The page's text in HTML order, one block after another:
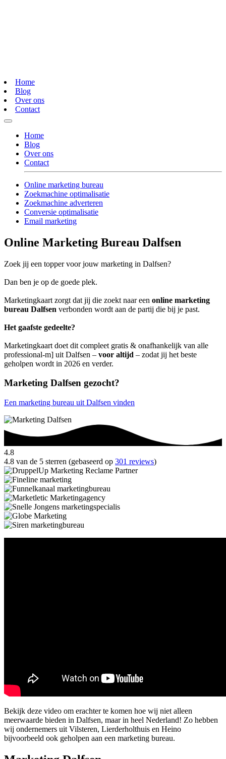
Home
Blog
Over ons
Contact
Home
Blog
Over ons
Contact
Online marketing bureau
Zoekmachine optimalisatie
Zoekmachine adverteren
Conversie optimalisatie
Email marketing
Online Marketing Bureau Dalfsen
Zoek jij een topper voor jouw marketing in Dalfsen?
Dan ben je op de goede plek.
Marketingkaart zorgt dat jij die zoekt naar een online marketing
bureau Dalfsen verbonden wordt aan de partij die bij je past.
Het gaafste gedeelte?
Marketingkaart doet dit compleet gratis & onafhankelijk van alle
professional-m] uit Dalfsen – voor altijd – zodat jij het beste
geholpen wordt in 2026 en verder.
Marketing Dalfsen gezocht?
Een marketing bureau uit Dalfsen vinden
4.8
4.8 van de 5 sterren (gebaseerd op 301 reviews)
Bekijk deze video om erachter te komen hoe wij niet alleen
meerwaarde bieden in Dalfsen, maar in heel Nederland! Zo hebben
wij ondernemers uit Vilsteren, Lierderholthuis en Heino
bijvoorbeeld ook geholpen aan een marketing bureau.